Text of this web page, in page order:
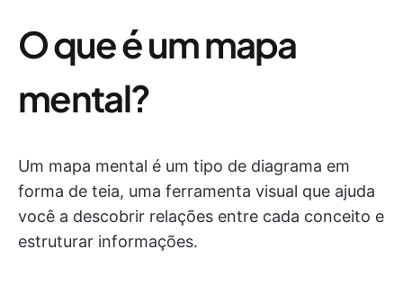
O que é um mapa
mental?
Um mapa mental é um tipo de diagrama em
forma de teia, uma ferramenta visual que ajuda
você a descobrir relações entre cada conceito e
estruturar informações.